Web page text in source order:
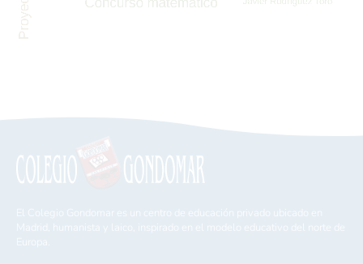
El Colegio Gondomar es un centro de educación privado ubicado en
Madrid, humanista y laico, inspirado en el modelo educativo del norte de
Europa.